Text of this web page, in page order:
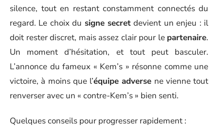
silence, tout en restant constamment connectés du
regard. Le choix du signe secret devient un enjeu : il
doit rester discret, mais assez clair pour le partenaire.
Un moment d’hésitation, et tout peut basculer.
L’annonce du fameux « Kem’s » résonne comme une
victoire, à moins que l’équipe adverse ne vienne tout
renverser avec un « contre-Kem’s » bien senti.
Quelques conseils pour progresser rapidement :